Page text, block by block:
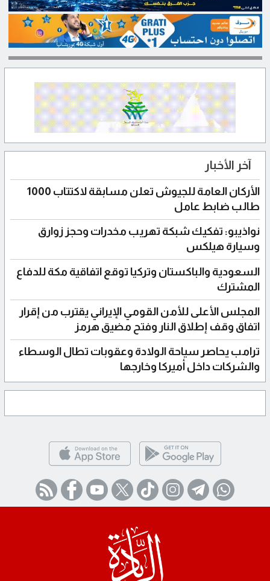
آخر الأخبار
الأركان العامة للجيوش تعلن مسابقة لاكتتاب 1000
طالب ضابط عامل
نواذيبو: تفكيك شبكة تهريب مخدرات وحجز زوارق
وسيارة هيلكس
السعودية والباكستان وتركيا توقع اتفاقية مكة للدفاع
المشترك
المجلس الأعلى للأمن القومي الإيراني يقترب من إقرار
اتفاق وقف إطلاق النار وفتح مضيق هرمز
ترامب يحاصر سياحة الولادة وعقوبات تطال الوسطاء
والشركات داخل أميركا وخارجها